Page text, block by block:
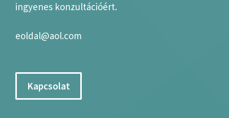
ingyenes konzultációért.
eoldal@aol.com
Kapcsolat